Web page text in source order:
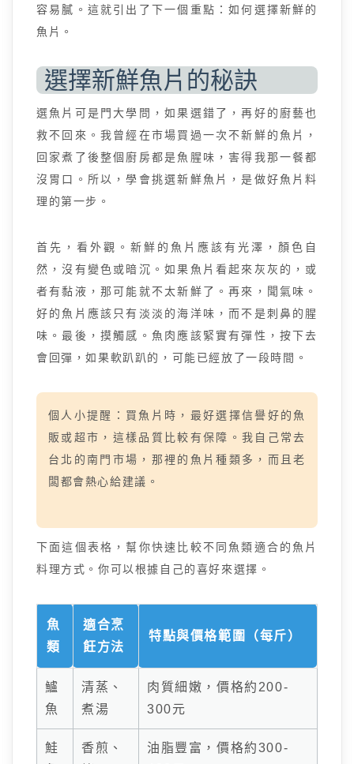
容易膩。這就引出了下一個重點：如何選擇新鮮的
魚片。
選擇新鮮魚片的秘訣
選魚片可是門大學問，如果選錯了，再好的廚藝也
救不回來。我曾經在市場買過一次不新鮮的魚片，
回家煮了後整個廚房都是魚腥味，害得我那一餐都
沒胃口。所以，學會挑選新鮮魚片，是做好魚片料
理的第一步。
首先，看外觀。新鮮的魚片應該有光澤，顏色自
然，沒有變色或暗沉。如果魚片看起來灰灰的，或
者有黏液，那可能就不太新鮮了。再來，聞氣味。
好的魚片應該只有淡淡的海洋味，而不是刺鼻的腥
味。最後，摸觸感。魚肉應該緊實有彈性，按下去
會回彈，如果軟趴趴的，可能已經放了一段時間。
個人小提醒：買魚片時，最好選擇信譽好的魚
販或超市，這樣品質比較有保障。我自己常去
台北的南門市場，那裡的魚片種類多，而且老
闆都會熱心給建議。
下面這個表格，幫你快速比較不同魚類適合的魚片
料理方式。你可以根據自己的喜好來選擇。
魚
類
適合烹
飪方法
特點與價格範圍（每斤）
鱸
魚
清蒸、
煮湯
肉質細嫩，價格約200-
300元
鮭
香煎、
油脂豐富，價格約300-